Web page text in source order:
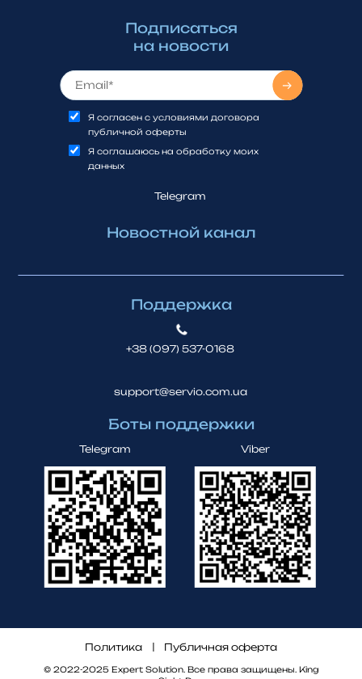
Подписаться
на новости
Я согласен с условиями договора
публичной оферты
Я соглашаюсь на обработку моих
данных
Telegram
Новостной канал
Поддержка
+38 (097) 537-0168
support@servio.com.ua
Боты поддержки
Telegram Viber
Политика Публичная оферта
© 2022-2025 Expert Solution. Все права защищены. King